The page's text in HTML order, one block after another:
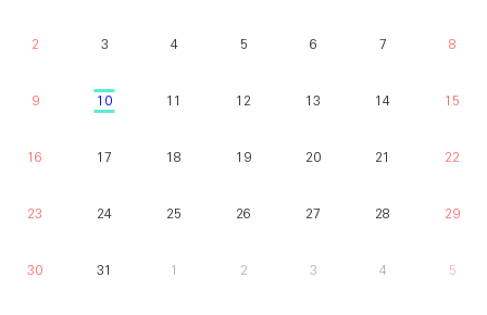
2 3 4 5 6 7 8
9 10 11 12 13 14 15
16 17 18 19 20 21 22
23 24 25 26 27 28 29
30 31 1 2 3 4 5